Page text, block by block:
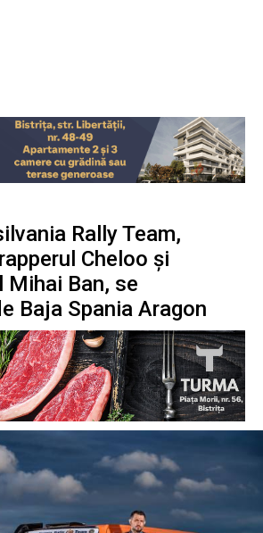
Rally Team,
Cheloo și
Mihai Ban, se
Baja Spania Aragon